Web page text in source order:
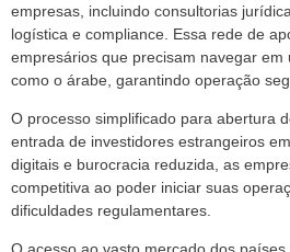
empresas, incluindo consultorias
logística e compliance. Essa rede de
empresários que precisam navegar em
como o árabe, garantindo operação
O processo simplificado para abertura
entrada de investidores estrangeiros
digitais e burocracia reduzida, as
competitiva ao poder iniciar suas
dificuldades regulamentares.